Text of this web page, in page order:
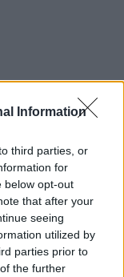
Information
third parties, or
for
below opt-out
that after your
seeing
utilized by
parties prior to
the further
Anja Tang: